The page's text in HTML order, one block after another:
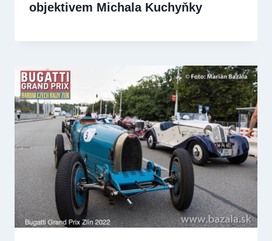
objektivem Michala Kuchyňky